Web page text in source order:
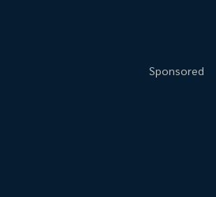
Sponsored